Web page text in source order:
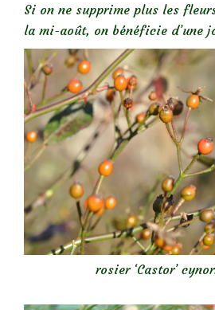
Si on ne supprime plus les
la mi-août, on bénéficie
rosier ‘Castor’